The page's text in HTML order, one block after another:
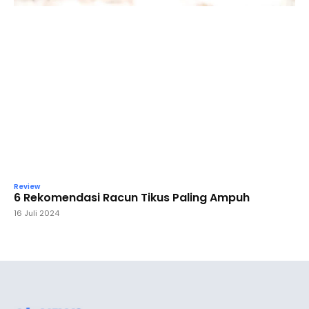
Review
6 Rekomendasi Racun Tikus Paling Ampuh
16 Juli 2024